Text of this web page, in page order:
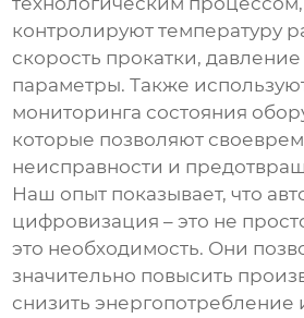
контролируют температуру
скорость прокатки,
параметры. Также
мониторинга состояния
которые позволяют
неисправности и
Наш опыт показывает, что
цифровизация – это не
это необходимость. Они
значительно повысить
снизить энергопотребление